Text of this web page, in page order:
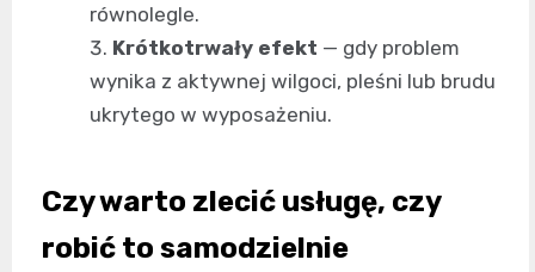
równolegle.
Krótkotrwały efekt — gdy problem
wynika z aktywnej wilgoci, pleśni lub brudu
ukrytego w wyposażeniu.
Czy warto zlecić usługę, czy
robić to samodzielnie